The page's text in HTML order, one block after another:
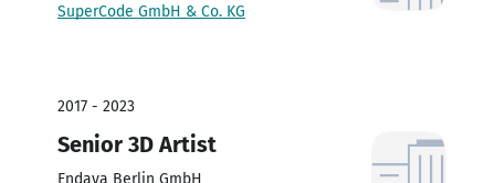
SuperCode GmbH & Co. KG
2017 - 2023
Senior 3D Artist
Endava Berlin GmbH